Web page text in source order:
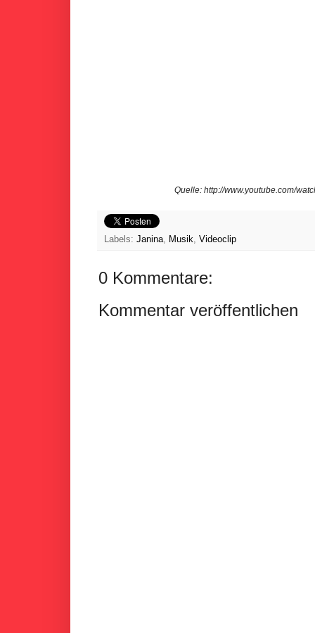
Quelle: http://www.youtube.com/
Labels: Janina, Musik, Videoclip
0 Kommentare:
Kommentar veröffentlichen